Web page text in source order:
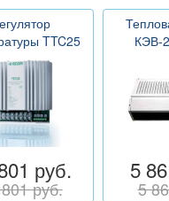
TTC25
руб.
руб.
КЭВ-
5
5